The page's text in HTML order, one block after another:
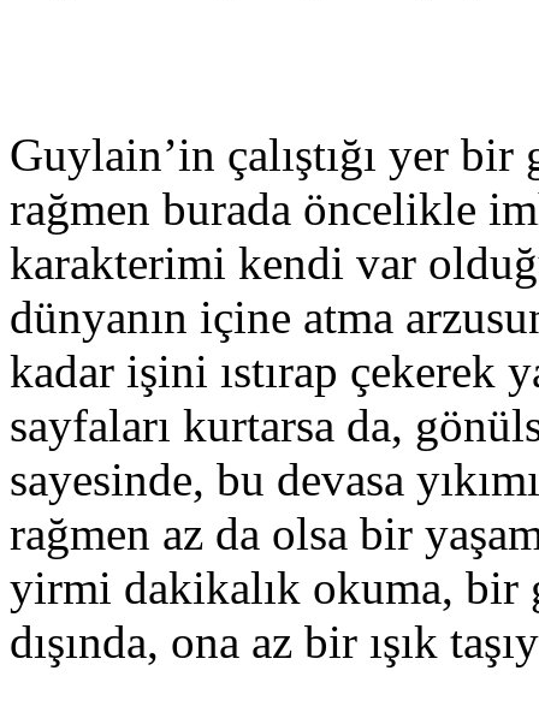
Guylain’in çalıştığı yer bir
rağmen burada öncelikle
karakterimi kendi var
dünyanın içine atma
kadar işini ıstırap çekerek
sayfaları kurtarsa da,
sayesinde, bu devasa
rağmen az da olsa bir
yirmi dakikalık okuma, bir
dışında, ona az bir ışık